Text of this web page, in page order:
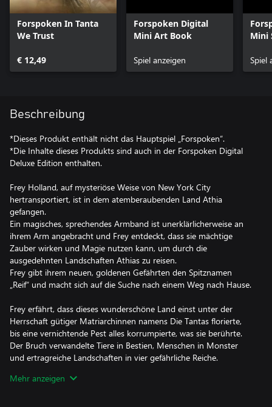
Forspoken In Tanta
We Trust
€ 12,49
Forspoken Digital
Mini Art Book
Spiel anzeigen
Mini
Spiel
Beschreibung
*Dieses Produkt enthält nicht das Hauptspiel „Forspoken“.
*Die Inhalte dieses Produkts sind auch in der Forspoken Digital
Deluxe Edition enthalten.
Frey Holland, auf mysteriöse Weise von New York City
hertransportiert, ist in dem atemberaubenden Land Athia
gefangen.
Ein magisches, sprechendes Armband ist unerklärlicherweise an
ihrem Arm angebracht und Frey entdeckt, dass sie mächtige
Zauber wirken und Magie nutzen kann, um durch die
ausgedehnten Landschaften Athias zu reisen.
Frey gibt ihrem neuen, goldenen Gefährten den Spitznamen
„Reif“ und macht sich auf die Suche nach einem Weg nach Hause.
Frey erfährt, dass dieses wunderschöne Land einst unter der
Herrschaft gütiger Matriarchinnen namens Die Tantas florierte,
bis eine vernichtende Pest alles korrumpierte, was sie berührte.
Der Bruch verwandelte Tiere in Bestien, Menschen in Monster
und ertragreiche Landschaften in vier gefährliche Reiche.
Herrschaftsgebiete als verrückte und bösartige Zauberinnen.
Mehr anzeigen